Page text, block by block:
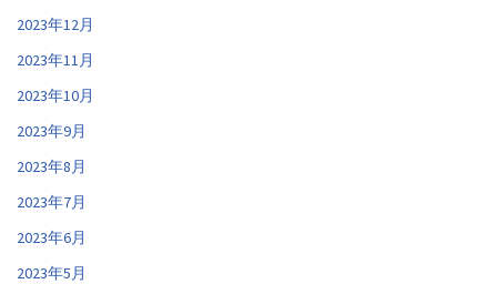
2023年12月
2023年11月
2023年10月
2023年9月
2023年8月
2023年7月
2023年6月
2023年5月